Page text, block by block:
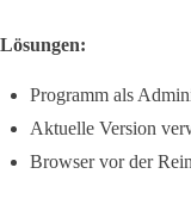
Lösungen:
Programm als
Aktuelle Version
Browser vor der